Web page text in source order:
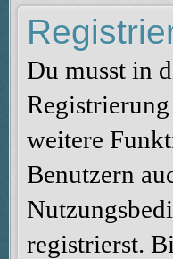
Du musst in
weitere
Benutzern
registrierst.